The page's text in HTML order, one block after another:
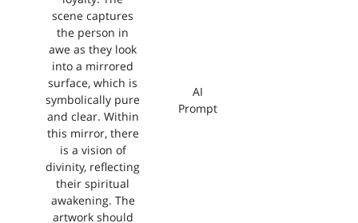
AI
Prompt
scene captures
the person in
awe as they look
into a mirrored
surface, which is
symbolically pure
and clear. Within
this mirror, there
is a vision of
divinity, reflecting
their spiritual
awakening. The
artwork should